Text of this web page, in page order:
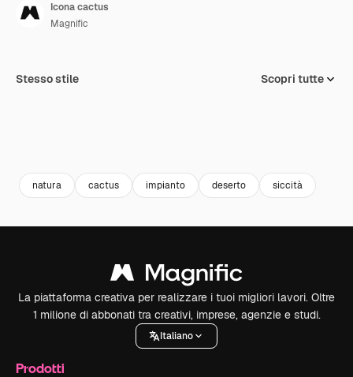
Icona cactus
Magnific
Stesso stile Scopri tutte
natura cactus impianto deserto siccità
La piattaforma creativa per realizzare i tuoi migliori lavori. Oltre
1 milione di abbonati tra creativi, imprese, agenzie e studi.
Italiano
Prodotti